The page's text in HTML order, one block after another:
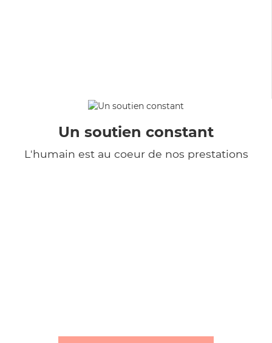
Un soutien constant
L'humain est au coeur de nos prestations